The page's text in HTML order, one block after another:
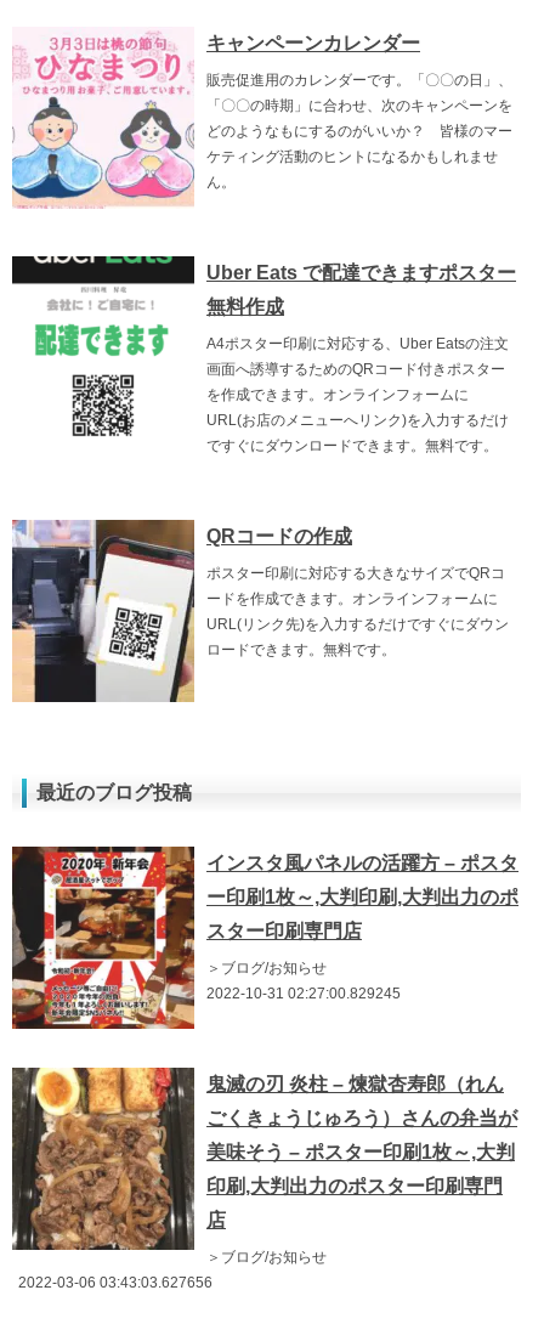
キャンペーンカレンダー
販売促進用のカレンダーです。「〇〇の日」、
「〇〇の時期」に合わせ、次のキャンペーンを
どのようなもにするのがいいか？ 皆様のマー
ケティング活動のヒントになるかもしれませ
ん。
Uber Eats で配達できますポスター
無料作成
A4ポスター印刷に対応する、Uber Eatsの注文
画面へ誘導するためのQRコード付きポスター
を作成できます。オンラインフォームに
URL(お店のメニューへリンク)を入力するだけ
ですぐにダウンロードできます。無料です。
QRコードの作成
ポスター印刷に対応する大きなサイズでQRコ
ードを作成できます。オンラインフォームに
URL(リンク先)を入力するだけですぐにダウン
ロードできます。無料です。
最近のブログ投稿
インスタ風パネルの活躍方 – ポスタ
ー印刷1枚～,大判印刷,大判出力のポ
スター印刷専門店
＞ブログ/お知らせ
2022-10-31 02:27:00.829245
鬼滅の刃 炎柱 – 煉獄杏寿郎（れん
ごくきょうじゅろう）さんの弁当が
美味そう – ポスター印刷1枚～,大判
印刷,大判出力のポスター印刷専門
店
＞ブログ/お知らせ
2022-03-06 03:43:03.627656